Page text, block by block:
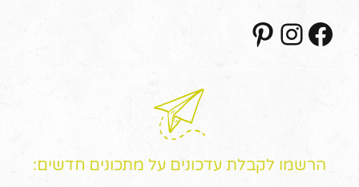
Facebook
Instagram
הרשמו לקבלת עדכונים על מתכונים חדשים: